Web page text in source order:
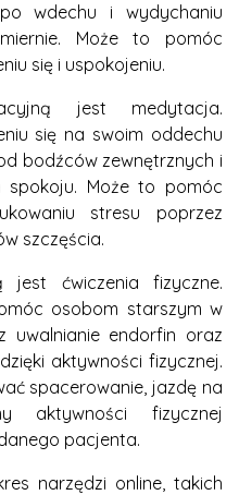
wdechu i wydychaniu
Może to pomóc
się i uspokojeniu.
jest medytacja.
się na swoim oddechu
bodźców zewnętrznych i
spokoju. Może to pomóc
stresu poprzez
szczęścia.
jest ćwiczenia fizyczne.
osobom starszym w
uwalnianie endorfin oraz
aktywności fizycznej.
spacerowanie, jazdę na
aktywności fizycznej
pacjenta.
narzędzi online, takich